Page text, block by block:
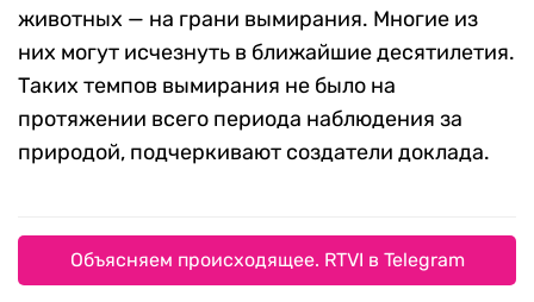
животных — на грани вымирания. Многие из
них могут исчезнуть в ближайшие десятилетия.
Таких темпов вымирания не было на
протяжении всего периода наблюдения за
природой, подчеркивают создатели доклада.
Объясняем происходящее. RTVI в Telegram